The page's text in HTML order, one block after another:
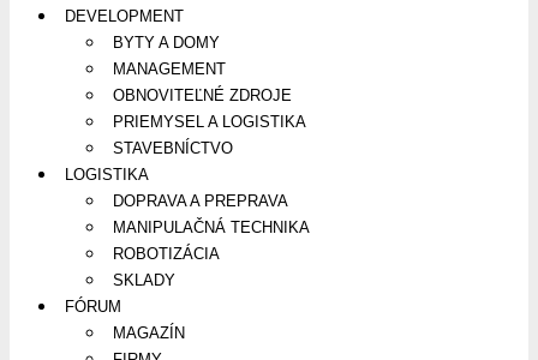
DEVELOPMENT
BYTY A DOMY
MANAGEMENT
OBNOVITEĽNÉ ZDROJE
PRIEMYSEL A LOGISTIKA
STAVEBNÍCTVO
LOGISTIKA
DOPRAVA A PREPRAVA
MANIPULAČNÁ TECHNIKA
ROBOTIZÁCIA
SKLADY
FÓRUM
MAGAZÍN